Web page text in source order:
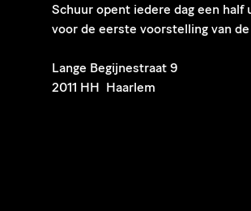
Schuur opent iedere dag een half
voor de eerste voorstelling van de
​Lange Begijnestraat 9
2011 HH Haarlem